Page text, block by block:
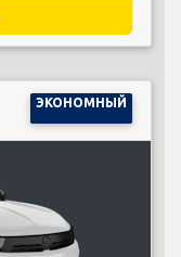
ЭКОНОМНЫЙ